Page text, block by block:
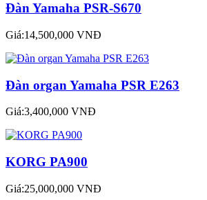
Đàn Yamaha PSR-S670
Giá:14,500,000 VNĐ
Đàn organ Yamaha PSR E263
Giá:3,400,000 VNĐ
KORG PA900
Giá:25,000,000 VNĐ